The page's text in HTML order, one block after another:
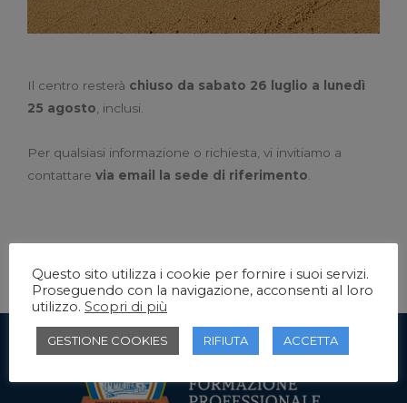
Il centro resterà chiuso da sabato 26 luglio a lunedì
25 agosto, inclusi.
Per qualsiasi informazione o richiesta, vi invitiamo a
contattare via email la sede di riferimento.
Questo sito utilizza i cookie per fornire i suoi servizi.
Proseguendo con la navigazione, acconsenti al loro
utilizzo. Scopri di più
GESTIONE COOKIES RIFIUTA ACCETTA